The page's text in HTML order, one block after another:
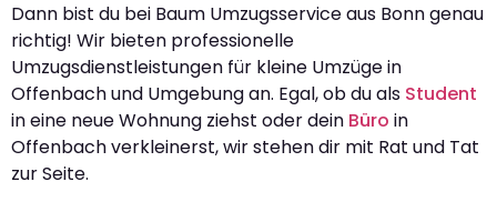
Dann bist du bei Baum Umzugsservice aus Bonn genau
richtig! Wir bieten professionelle
Umzugsdienstleistungen für kleine Umzüge in
Offenbach und Umgebung an. Egal, ob du als Student
in eine neue Wohnung ziehst oder dein Büro in
Offenbach verkleinerst, wir stehen dir mit Rat und Tat
zur Seite.